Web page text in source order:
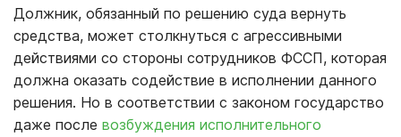
Должник, обязанный по решению суда вернуть
средства, может столкнуться с агрессивными
действиями со стороны сотрудников ФССП, которая
должна оказать содействие в исполнении данного
решения. Но в соответствии с законом государство
даже после возбуждения исполнительного